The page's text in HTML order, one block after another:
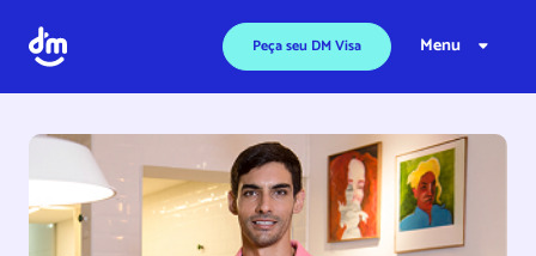
Peça seu DM Visa Menu